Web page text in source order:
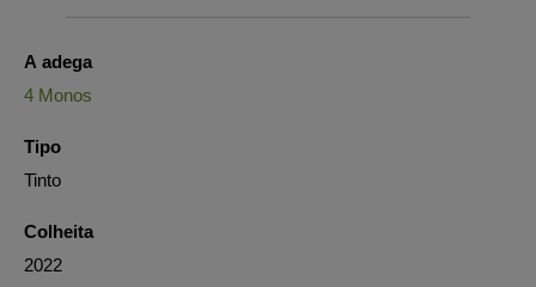
A adega
4 Monos
Tipo
Tinto
Colheita
2022